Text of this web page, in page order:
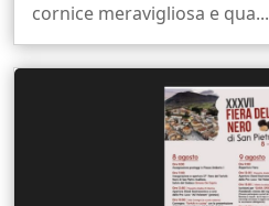
cornice meravigliosa e qua...